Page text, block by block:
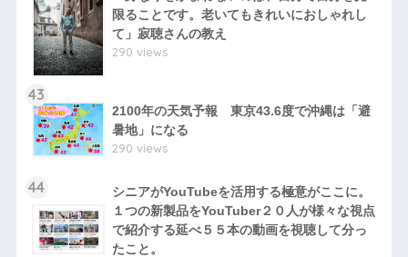
限ることです。老いてもきれいにおしゃれし
て」寂聴さんの教え
290 views
43
2100年の天気予報 東京43.6度で沖縄は「避
暑地」になる
290 views
44
シニアがYouTubeを活用する極意がここに。
１つの新製品をYouTuber２０人が様々な視点
で紹介する延べ５５本の動画を視聴して分っ
たこと。